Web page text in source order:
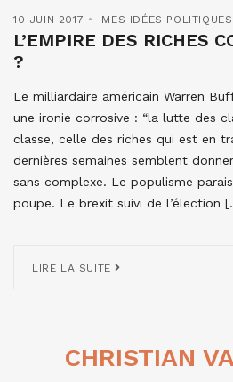
10 JUIN 2017 MES IDÉES POLITIQUES
L’EMPIRE DES RICHES
?
Le milliardaire américain Warren
une ironie corrosive : “la lutte des
classe, celle des riches qui est en
dernières semaines semblent
sans complexe. Le populisme
poupe. Le brexit suivi de l’élection
LIRE LA SUITE
CHRISTIAN